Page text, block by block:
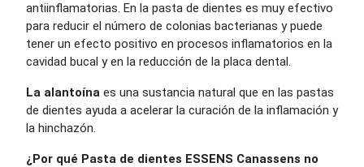
antiinflamatorias. En la pasta de dientes es muy efectivo
para reducir el número de colonias bacterianas y puede
tener un efecto positivo en procesos inflamatorios en la
cavidad bucal y en la reducción de la placa dental.
La alantoína es una sustancia natural que en las pastas
de dientes ayuda a acelerar la curación de la inflamación y
la hinchazón.
¿Por qué Pasta de dientes ESSENS Canassens no